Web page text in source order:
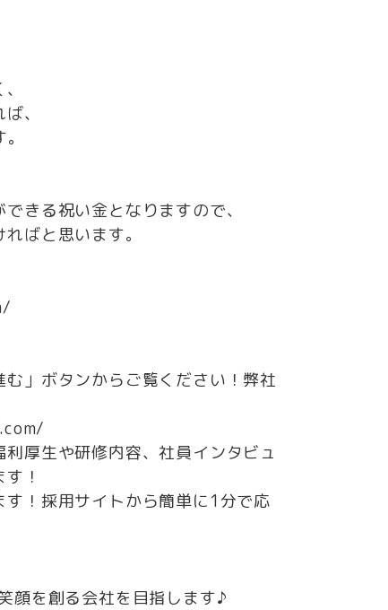
、
きる祝い金となりますので、
ばと思います。
」ボタンからご覧ください！弊社
厚生や研修内容、社員インタビュ
！
！採用サイトから簡単に1分で応
顔を創る会社を目指します♪